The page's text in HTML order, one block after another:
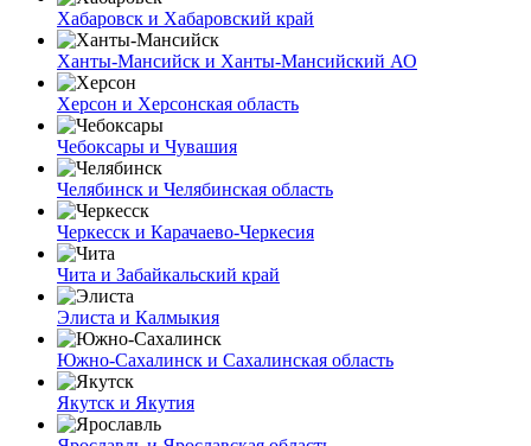
Хабаровск и Хабаровский край
Ханты-Мансийск и Ханты-Мансийский АО
Херсон и Херсонская область
Чебоксары и Чувашия
Челябинск и Челябинская область
Черкесск и Карачаево-Черкесия
Чита и Забайкальский край
Элиста и Калмыкия
Южно-Сахалинск и Сахалинская область
Якутск и Якутия